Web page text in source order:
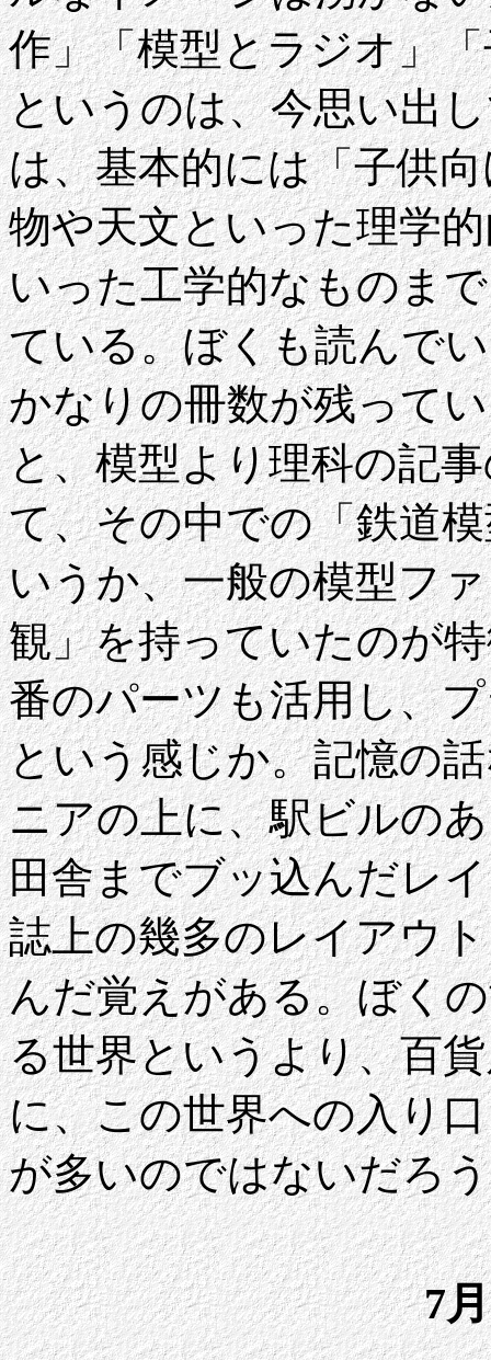
作」「模型とラジオ」
というのは、今思い出
は、基本的には「子供
物や天文といった理学
いった工学的なものま
ている。ぼくも読んで
かなりの冊数が残って
と、模型より理科の記
て、その中での「鉄道
いうか、一般の模型フ
観」を持っていたのが
番のパーツも活用し、
という感じか。記憶の
ニアの上に、駅ビルの
田舎までブッ込んだレ
誌上の幾多のレイアウ
んだ覚えがある。ぼく
る世界というより、百
に、この世界への入り
が多いのではないだろ
7